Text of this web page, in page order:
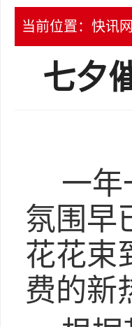
当前位置： 快讯网
七夕
一年
氛围早
花花束
费的新